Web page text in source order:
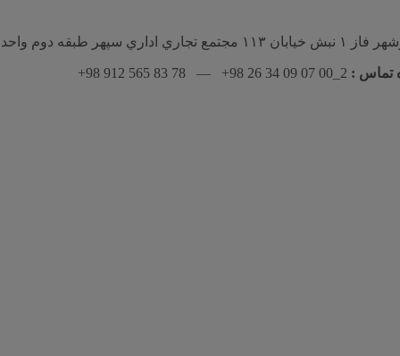
اداري سپهر طبقه دوم واحد ٢٠٩
تماس :